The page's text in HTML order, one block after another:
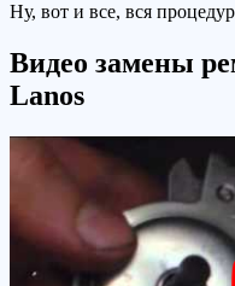
Ну, вот и все, вся
Видео замены
Lanos